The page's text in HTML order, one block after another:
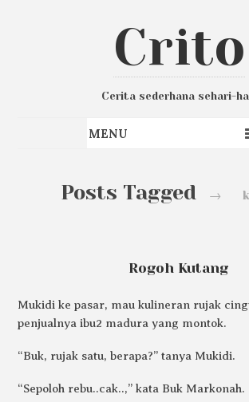
Crito
Cerita sederhana sehari-
Posts Tagged →
Rogoh Kutang
Mukidi ke pasar, mau kulineran rujak
penjualnya ibu2 madura yang montok.
“Buk, rujak satu, berapa?” tanya Mukidi.
“Sepoloh rebu..cak..,” kata Buk Markonah.